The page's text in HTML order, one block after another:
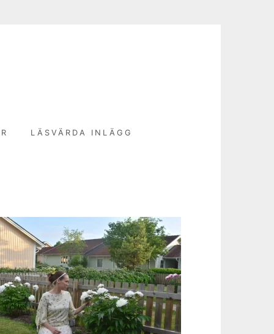
LÄSVÄRDA INLÄGG